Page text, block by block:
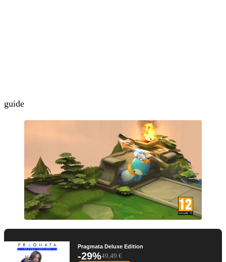
guide
Pragmata Deluxe Edition
-29%49,49 €